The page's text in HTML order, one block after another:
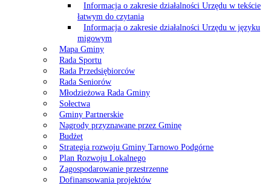
Informacja o zakresie działalności Urzędu w tekście
łatwym do czytania
Informacja o zakresie działalności Urzędu w języku
migowym
Mapa Gminy
Rada Sportu
Rada Przedsiębiorców
Rada Seniorów
Młodzieżowa Rada Gminy
Sołectwa
Gminy Partnerskie
Nagrody przyznawane przez Gminę
Budżet
Strategia rozwoju Gminy Tarnowo Podgórne
Plan Rozwoju Lokalnego
Zagospodarowanie przestrzenne
Dofinansowania projektów